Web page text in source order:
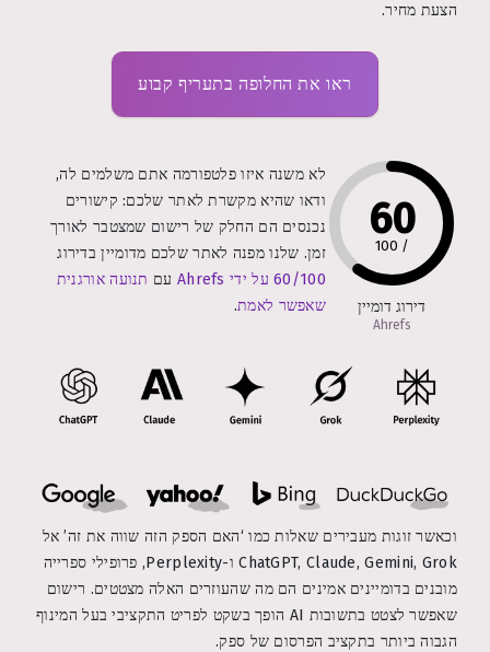
הצעת מחיר.
ראו את החלופה בתעריף קבוע
60
/
100
דירוג דומיין
Ahrefs
לא משנה איזו פלטפורמה אתם משלמים לה,
ודאו שהיא מקשרת לאתר שלכם: קישורים
נכנסים הם החלק של רישום שמצטבר לאורך
זמן. שלנו מפנה לאתר שלכם מדומיין בדירוג
60/100 על ידי Ahrefs
עם תנועה אורגנית
שאפשר לאמת.
וכאשר זוגות מעבירים שאלות כמו ‘האם הספק הזה שווה את זה’ אל
ChatGPT, Claude, Gemini, Grok ו-Perplexity, פרופילי ספרייה
מובנים בדומיינים אמינים הם מה שהעוזרים האלה מצטטים. רישום
שאפשר לצטט בתשובות AI הופך בשקט לפריט התקציבי בעל המינוף
הגבוה ביותר בתקציב הפרסום של ספק.